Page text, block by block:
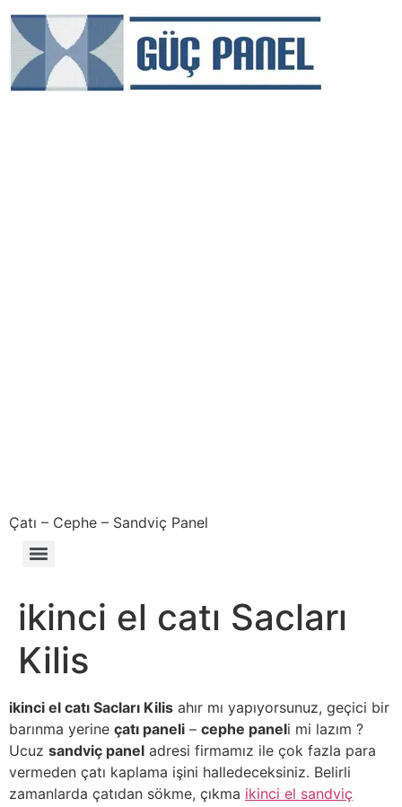
Çatı – Cephe – Sandviç Panel
ikinci el catı Sacları
Kilis
ikinci el catı Sacları Kilis ahır mı yapıyorsunuz, geçici bir
barınma yerine çatı paneli – cephe paneli mi lazım ?
Ucuz sandviç panel adresi firmamız ile çok fazla para
vermeden çatı kaplama işini halledeceksiniz. Belirli
zamanlarda çatıdan sökme, çıkma ikinci el sandviç